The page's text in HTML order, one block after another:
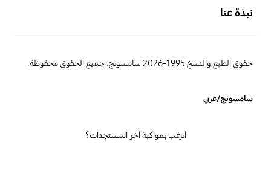
نبذة عنا
حقوق الطبع والنسخ 1995-2026 سامسونج. جميع الحقوق محفوظة.
سامسونج/عربي
أترغب بمواكبة آخر المستجدات؟